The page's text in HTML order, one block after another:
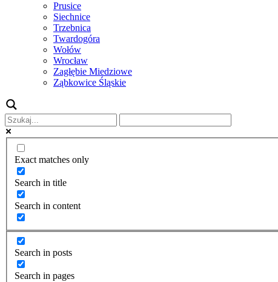
Prusice
Siechnice
Trzebnica
Twardogóra
Wołów
Wrocław
Zagłębie Miedziowe
Ząbkowice Śląskie
Exact matches only
Search in title
Search in content
Search in posts
Search in pages